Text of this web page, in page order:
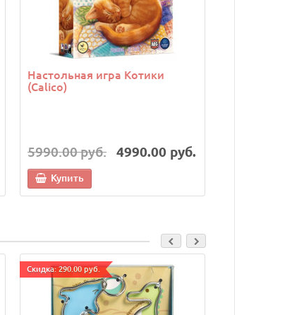
Настольная игра Котики
(Calico)
5990.00 руб. 4990.00 руб.
Купить
Cкидка: 290.00 руб.